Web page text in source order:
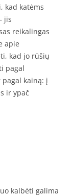
kad katėms
jis
reikalingas
apie
kad jo rūšių
pagal
kainą: į
ir ypač
kalbėti galima